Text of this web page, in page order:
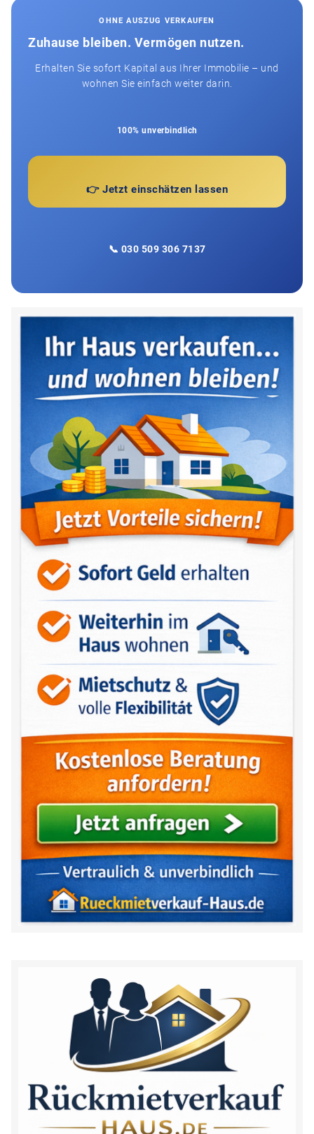
OHNE AUSZUG VERKAUFEN
Zuhause bleiben. Vermögen nutzen.
Erhalten Sie sofort Kapital aus Ihrer Immobilie – und
wohnen Sie einfach weiter darin.
100% unverbindlich
👉 Jetzt einschätzen lassen
📞 030 509 306 7137